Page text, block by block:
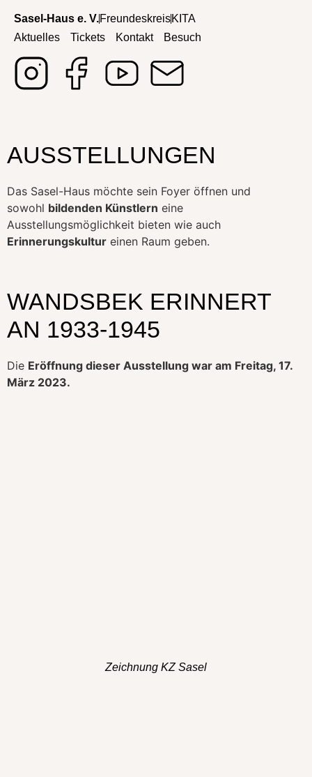
Sasel-Haus e. V.FreundeskreisKITA
Aktuelles
Tickets Kontakt Besuch
AUSSTELLUNGEN
Das Sasel-Haus möchte sein Foyer öffnen und
sowohl bildenden Künstlern eine
Ausstellungsmöglichkeit bieten wie auch
Erinnerungskultur einen Raum geben.
WANDSBEK ERINNERT
AN 1933-1945
Die Eröffnung dieser Ausstellung war am Freitag, 17.
März 2023.
Zeichnung KZ Sasel